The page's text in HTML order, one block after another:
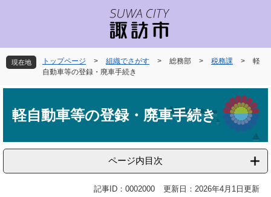
先
頭
を
飛
現在地 トップページ > 組織でさがす > 総務部 > 税務課 >
軽
自動車等の登録・廃車手続き
軽自動車等の登録・廃車手続き
ページ内目次
記事ID：0002000 更新日：2026年4月1日更新